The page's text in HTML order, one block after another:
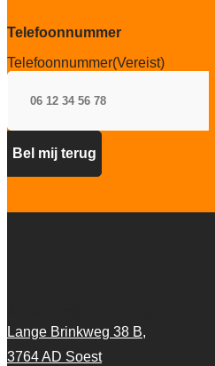
Telefoonnummer
Telefoonnummer(Vereist)
Lange Brinkweg 38 B,
3764 AD Soest